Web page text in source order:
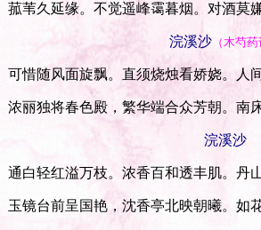
菰苇久延缘。不觉遥峰霭暮烟。对酒莫
浣溪沙（木芍药
可惜随风面旋飘。直须烧烛看娇娆。人
浓丽独将春色殿，繁华端合众芳朝。南
浣溪沙
通白轻红溢万枝。浓香百和透丰肌。丹
玉镜台前呈国艳，沈香亭北映朝曦。如